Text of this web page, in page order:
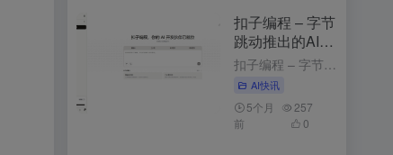
扣子编程 – 字节
跳动推出的AI应
用开发平台
扣子编程 – 字节跳动推出的AI应用开发平台 3个月前发布 扣子编程是什么 扣子编程是字节跳动推出的，通过自然语言描述需求，快速生成智能体、工作流和网页应用。平台提供开箱即用的云端开发环境，无需安装工...
AI快讯
5个月
前
257
0